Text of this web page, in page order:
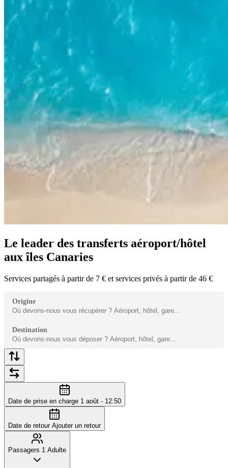
Le leader des transferts aéroport/hôtel
aux îles Canaries
Services partagés à partir de 7 € et services privés à partir de 46 €
Origine
Destination
Date de prise en charge 1 août - 12:50
Date de retour Ajouter un retour
Passagers 1 Adulte